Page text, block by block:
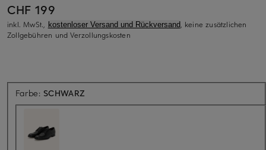
CHF 199
inkl. MwSt., kostenloser Versand und Rückversand, keine zusätzlichen
Zollgebühren und Verzollungskosten
Farbe: SCHWARZ